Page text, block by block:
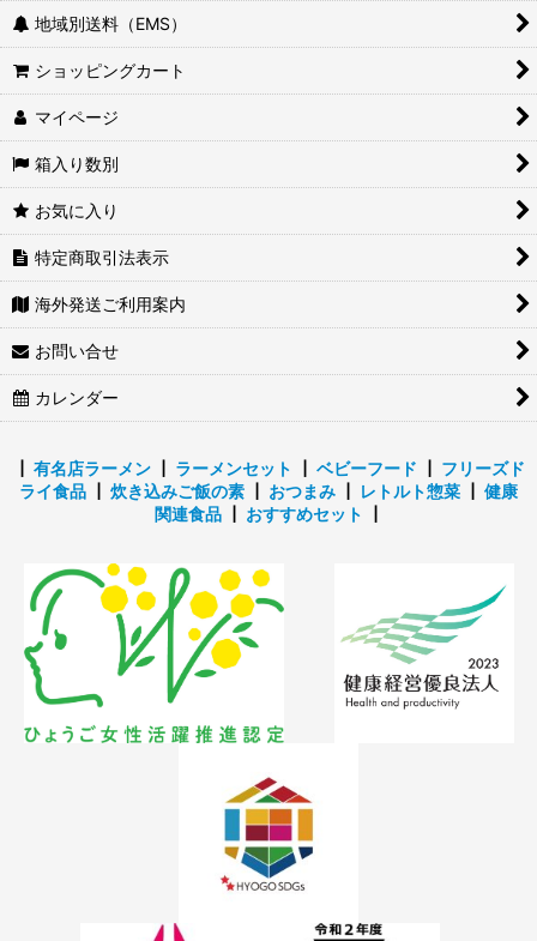
地域別送料（EMS）
ショッピングカート
マイページ
箱入り数別
お気に入り
特定商取引法表示
海外発送ご利用案内
お問い合せ
カレンダー
有名店ラーメン┃ ラーメンセット ベビーフード
フリーズド
ライ食品
炊き込みご飯の素 おつまみ レトルト惣菜
健康
関連食品┃ おすすめセット